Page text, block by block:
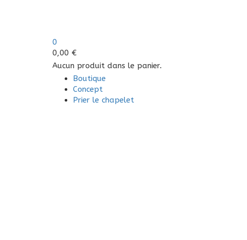
0
0,00 €
Aucun produit dans le panier.
Boutique
Concept
Prier le chapelet